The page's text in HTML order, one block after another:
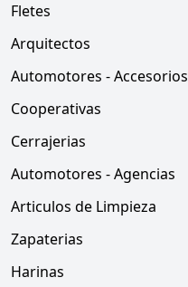
Fletes
Arquitectos
Automotores - Accesorios
Cooperativas
Cerrajerias
Automotores - Agencias
Articulos de Limpieza
Zapaterias
Harinas